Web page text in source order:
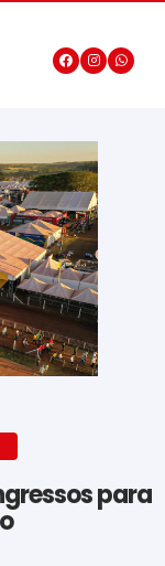
para